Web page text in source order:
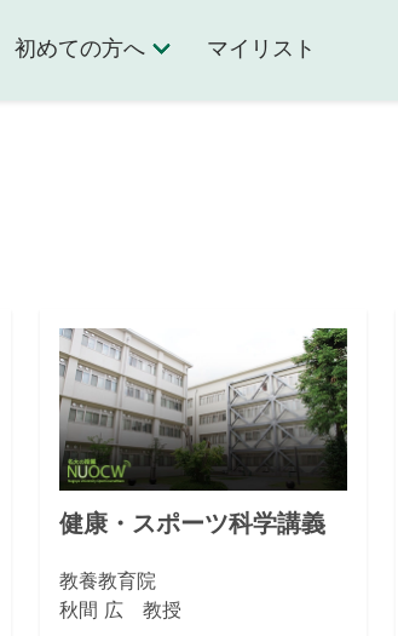
初めての方へ マイリスト
健康・スポーツ科学講義
教養教育院
秋間 広 教授